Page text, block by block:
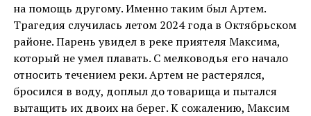
на помощь другому. Именно таким был Артем.
Трагедия случилась летом 2024 года в Октябрьском
районе. Парень увидел в реке приятеля Максима,
который не умел плавать. С мелководья его начало
относить течением реки. Артем не растерялся,
бросился в воду, доплыл до товарища и пытался
вытащить их двоих на берег. К сожалению, Максим